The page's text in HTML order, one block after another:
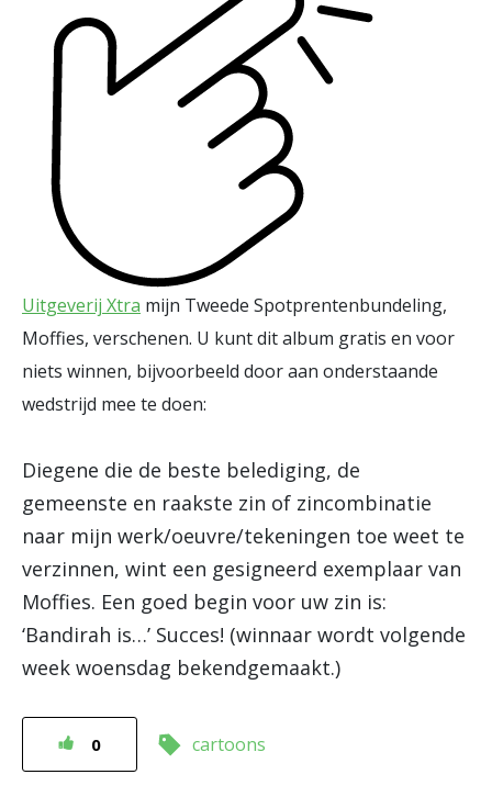
Uitgeverij Xtra mijn Tweede Spotprentenbundeling,
Moffies, verschenen. U kunt dit album gratis en voor
niets winnen, bijvoorbeeld door aan onderstaande
wedstrijd mee te doen:
Diegene die de beste belediging, de
gemeenste en raakste zin of zincombinatie
naar mijn werk/oeuvre/tekeningen toe weet te
verzinnen, wint een gesigneerd exemplaar van
Moffies. Een goed begin voor uw zin is:
‘Bandirah is…’ Succes! (winnaar wordt volgende
week woensdag bekendgemaakt.)
0 cartoons